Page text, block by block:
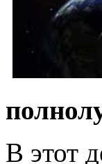
В этот